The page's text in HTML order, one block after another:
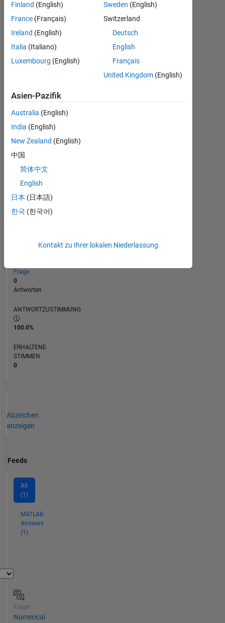
-2
-1
0
2
3
11/11
06/13
01/15
08/16
03/18
10/19
05/21
12/22
07/24
02/26
08/13
05/15
02/17
11/18
08/20
05/22
02/24
111.805
of
Frage
0
Antworten
ANTWORTZUSTIMMUNG
100.0%
ERHALTENE
STIMMEN
0
Abzeichen
anzeigen
Feeds
All
(1)
MATLAB
Answers
(1)
Frage
Numerical
Finland (English)
France (Français)
Ireland (English)
Italia (Italiano)
Luxembourg (English)
Sweden (English)
Switzerland
Deutsch
English
Français
United Kingdom (English)
Asien-Pazifik
Australia (English)
India (English)
New Zealand (English)
中国
简体中文
English
日本 (日本語)
한국 (한국어)
Kontakt zu Ihrer lokalen Niederlassung